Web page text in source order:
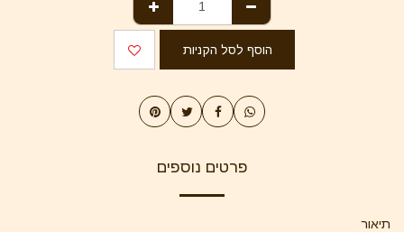
הוסף לסל הקניות
פרטים נוספים
תיאור